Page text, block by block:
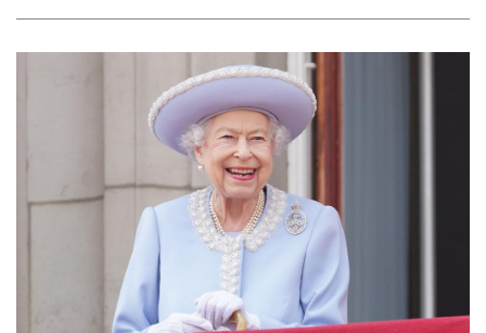
فيديو
شروط الاستخدام
شروط الإشتراك